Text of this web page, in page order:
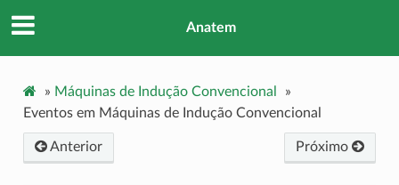
Anatem
» Máquinas de Indução Convencional
»
Eventos em Máquinas de Indução Convencional
Próximo
Anterior